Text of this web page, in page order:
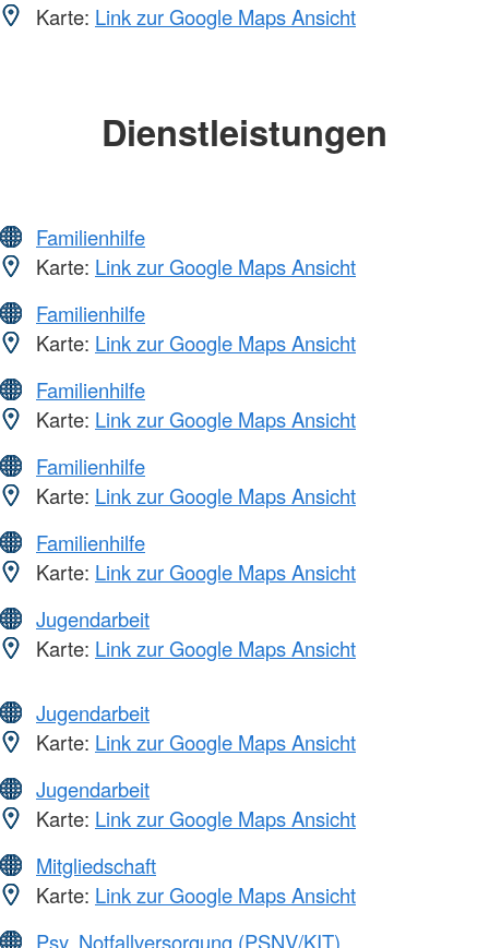
Karte: Link zur Google Maps Ansicht
Dienstleistungen
Familienhilfe
Karte: Link zur Google Maps Ansicht
Familienhilfe
Karte: Link zur Google Maps Ansicht
Familienhilfe
Karte: Link zur Google Maps Ansicht
Familienhilfe
Karte: Link zur Google Maps Ansicht
Familienhilfe
Karte: Link zur Google Maps Ansicht
Jugendarbeit
Karte: Link zur Google Maps Ansicht
Jugendarbeit
Karte: Link zur Google Maps Ansicht
Jugendarbeit
Karte: Link zur Google Maps Ansicht
Mitgliedschaft
Karte: Link zur Google Maps Ansicht
Psy. Notfallversorgung (PSNV/KIT)